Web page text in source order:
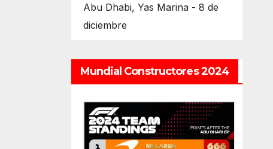
Abu Dhabi, Yas Marina - 8 de
diciembre
Mundial Constructores 2024